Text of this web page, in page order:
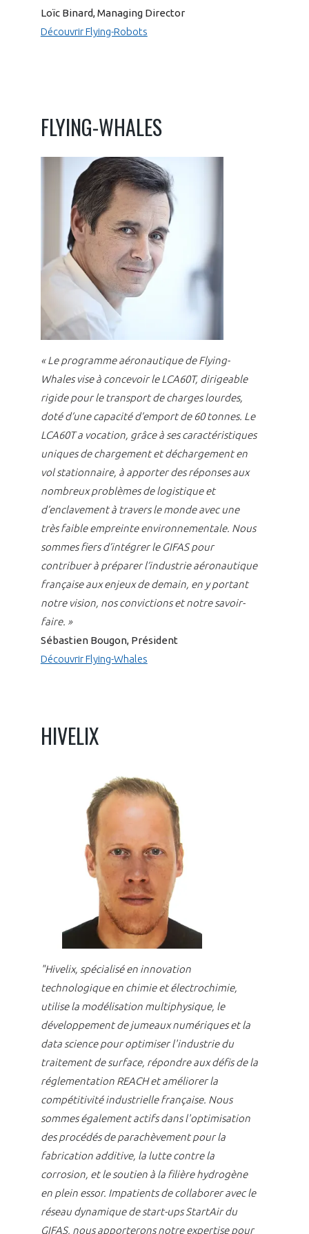
Loïc Binard, Managing Director
Découvrir Flying-Robots
FLYING-WHALES
« Le programme aéronautique de Flying-
Whales vise à concevoir le LCA60T, dirigeable
rigide pour le transport de charges lourdes,
doté d’une capacité d’emport de 60 tonnes. Le
LCA60T a vocation, grâce à ses caractéristiques
uniques de chargement et déchargement en
vol stationnaire, à apporter des réponses aux
nombreux problèmes de logistique et
d’enclavement à travers le monde avec une
très faible empreinte environnementale. Nous
sommes fiers d’intégrer le GIFAS pour
contribuer à préparer l’industrie aéronautique
française aux enjeux de demain, en y portant
notre vision, nos convictions et notre savoir-
faire. »
Sébastien Bougon, Président
Découvrir Flying-Whales
HIVELIX
"Hivelix, spécialisé en innovation
technologique en chimie et électrochimie,
utilise la modélisation multiphysique, le
développement de jumeaux numériques et la
data science pour optimiser l'industrie du
traitement de surface, répondre aux défis de la
réglementation REACH et améliorer la
compétitivité industrielle française. Nous
sommes également actifs dans l'optimisation
des procédés de parachèvement pour la
fabrication additive, la lutte contre la
corrosion, et le soutien à la filière hydrogène
en plein essor. Impatients de collaborer avec le
réseau dynamique de start-ups StartAir du
GIFAS, nous apporterons notre expertise pour